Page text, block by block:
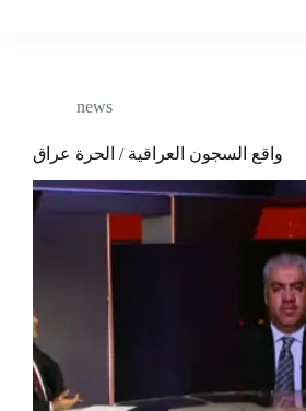
news
واقع السجون العراقية / الحرة عراق